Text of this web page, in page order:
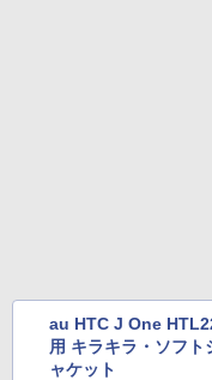
au HTC J One
用 キラキラ・ソフト
ャケット